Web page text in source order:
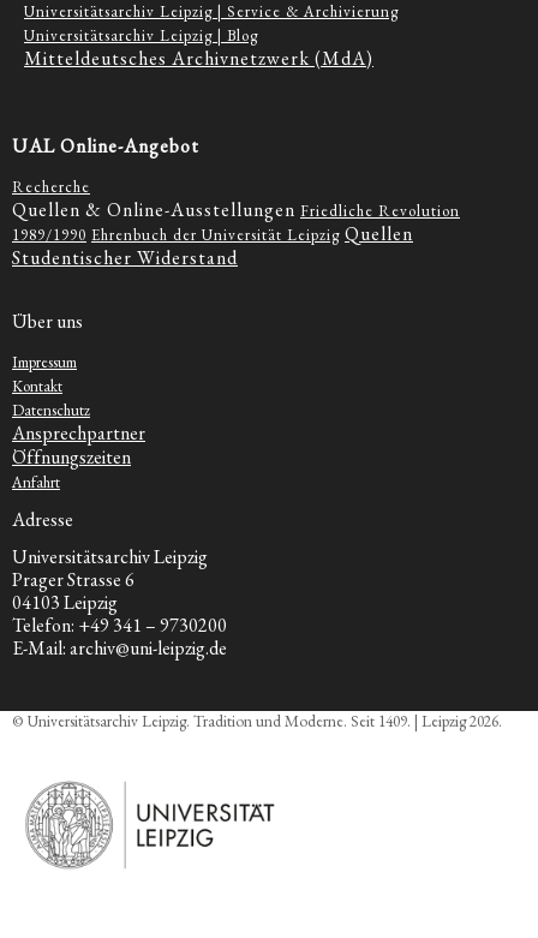
Universitätsarchiv Leipzig | Service & Archivierung
Universitätsarchiv Leipzig | Blog
Mitteldeutsches Archivnetzwerk (MdA)
UAL Online-Angebot
Recherche
Quellen & Online-Ausstellungen Friedliche Revolution
1989/1990 Ehrenbuch der Universität Leipzig Quellen
Studentischer Widerstand
Über uns
Impressum
Kontakt
Datenschutz
Ansprechpartner
Öffnungszeiten
Anfahrt
Adresse
Universitätsarchiv Leipzig
Prager Strasse 6
04103 Leipzig
Telefon: +49 341 – 9730200
E-Mail: archiv@uni-leipzig.de
© Universitätsarchiv Leipzig. Tradition und Moderne. Seit 1409. | Leipzig 2026.